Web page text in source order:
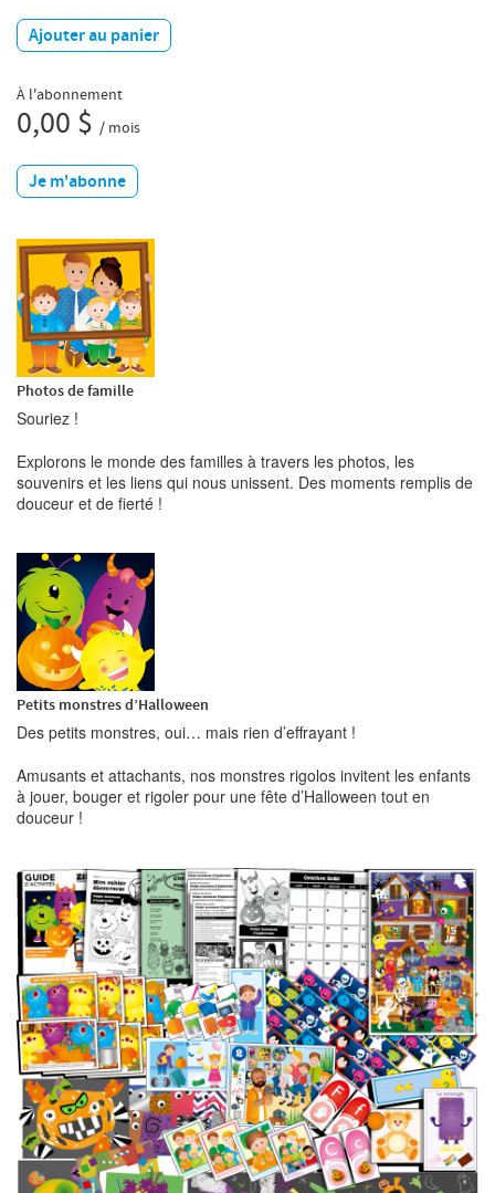
Ajouter au panier
À l'abonnement
0,00 $ / mois
Je m'abonne
Photos de famille
Souriez !
Explorons le monde des familles à travers les photos, les
souvenirs et les liens qui nous unissent. Des moments remplis de
douceur et de fierté !
Petits monstres d’Halloween
Des petits monstres, oui… mais rien d’effrayant !
Amusants et attachants, nos monstres rigolos invitent les enfants
à jouer, bouger et rigoler pour une fête d’Halloween tout en
douceur !